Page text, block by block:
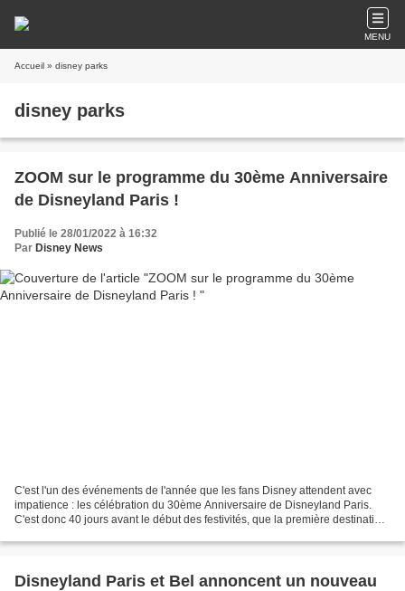
MENU
Accueil » disney parks
disney parks
ZOOM sur le programme du 30ème Anniversaire
de Disneyland Paris !
Publié le 28/01/2022 à 16:32
Par Disney News
C'est l'un des événements de l'année que les fans Disney attendent avec
impatience : les célébration du 30ème Anniversaire de Disneyland Paris.
C'est donc 40 jours avant le début des festivités, que la première destination
Disneyland Paris et Bel annoncent un nouveau